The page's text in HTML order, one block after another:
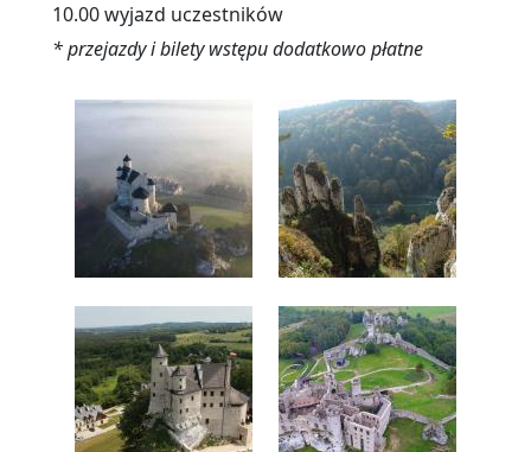
10.00 wyjazd uczestników
* przejazdy i bilety wstępu dodatkowo płatne